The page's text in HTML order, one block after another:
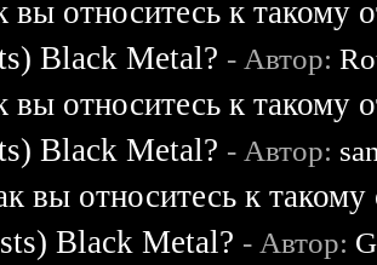
вы относитесь к такому
Black Metal? - Автор:
вы относитесь к такому
Black Metal? - Автор:
вы относитесь к
Black Metal? - Автор: